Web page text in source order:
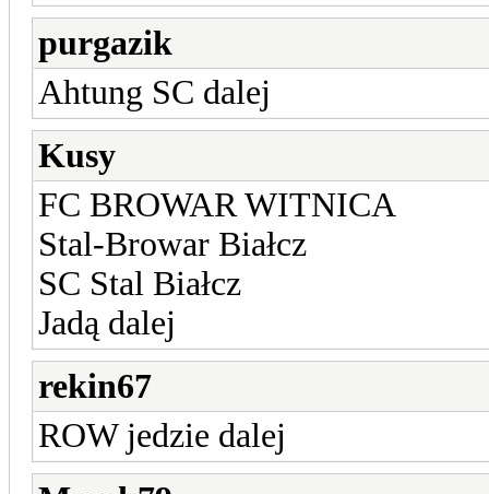
purgazik
Ahtung SC dalej
Kusy
FC BROWAR WITNICA
Stal-Browar Białcz
SC Stal Białcz
Jadą dalej
rekin67
ROW jedzie dalej